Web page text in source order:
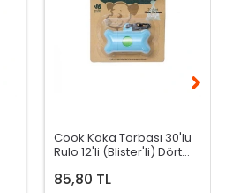
Cook Kaka Torbası 30'lu
Rulo 12'li (Blister'li) Dört
85,80 TL